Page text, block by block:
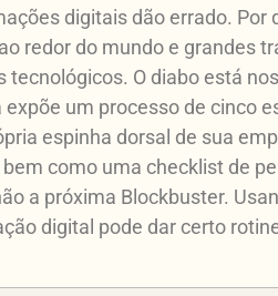
digitais dão errado. Por
redor do mundo e grandes
O diabo está
um processo de cinco
espinha dorsal de sua
como uma checklist de
a próxima Blockbuster.
digital pode dar certo